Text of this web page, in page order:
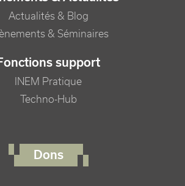
Actualités & Blog
& Séminaires
support
INEM Pratique
Techno-Hub
Dons